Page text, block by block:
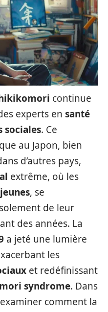
continue
experts en santé
sociales. Ce
au Japon, bien
d’autres pays,
extrême, où les
jeunes, se
de leur
des années. La
a jeté une lumière
les
et redéfinissant
syndrome. Dans
comment la